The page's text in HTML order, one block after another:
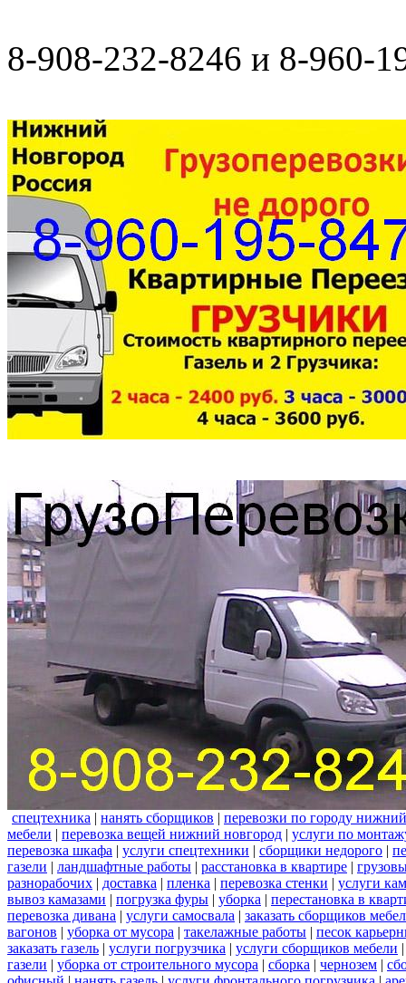
8-908-232-8246 и 8-960-
спецтехника | нанять сборщиков | перевозки по городу
мебели | перевозка вещей нижний новгород | услуги по
перевозка шкафа | услуги спецтехники | сборщики недорого |
газели | ландшафтные работы | расстановка в квартире |
разнорабочих | доставка | пленка | перевозка стенки | услуги
вывоз камазами | погрузка фуры | уборка | перестановка в
перевозка дивана | услуги самосвала | заказать сборщиков
вагонов | уборка от мусора | такелажные работы | песок
заказать газель | услуги погрузчика | услуги сборщиков мебели
газели | уборка от строительного мусора | сборка | чернозем |